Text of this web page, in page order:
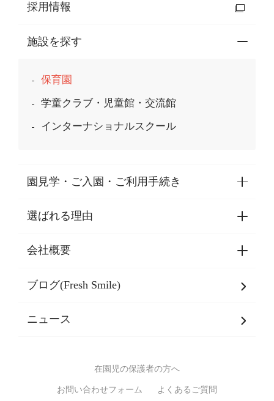
採用情報
施設を探す
保育園
学童クラブ・児童館・交流館
インターナショナルスクール
園見学・ご入園・ご利用手続き
園見学・ご入園・ご利用手続き
東京都認証保育所空き状況
選ばれる理由
選ばれる理由一覧
乳児期・幼児期・
バイリンガル保育園
スポーツ保育園
会社概要
会社概要
SDGsについて
ブログ(Fresh Smile)
ニュース
在園児の保護者の方へ
お問い合わせフォーム よくあるご質問